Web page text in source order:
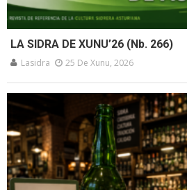
LA SIDRA DE XUNU’26 (Nb. 266)
Lasidra 25 De Xunu, 2026